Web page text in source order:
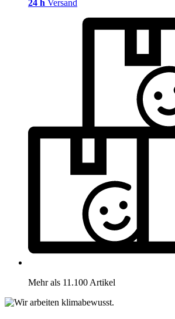
24 h Versand
Mehr als 11.100 Artikel